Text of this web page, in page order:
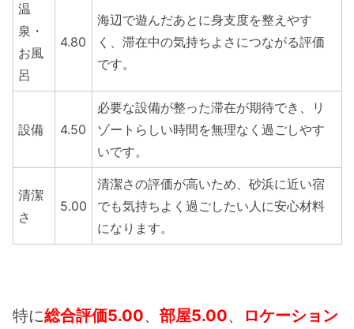
温
泉・
お風
呂
4.80
海辺で遊んだあとに身支度を整えやす
く、滞在中の気持ちよさにつながる評価
です。
設備 4.50
必要な設備が整った滞在が期待でき、リ
ゾートらしい時間を無理なく過ごしやす
いです。
清潔
さ
5.00
清潔さの評価が高いため、砂浜に近い宿
でも気持ちよく過ごしたい人に安心材料
になります。
特に総合評価5.00、 部屋5.00、
ロケーション